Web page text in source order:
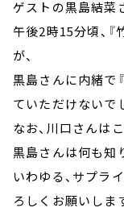
ゲストの黒島結菜
午後2時15分頃、
が、
黒島さんに内緒で
ていただけないで
なお、川口さんは
黒島さんは何も知
いわゆる、サプラ
ろしくお願いしま